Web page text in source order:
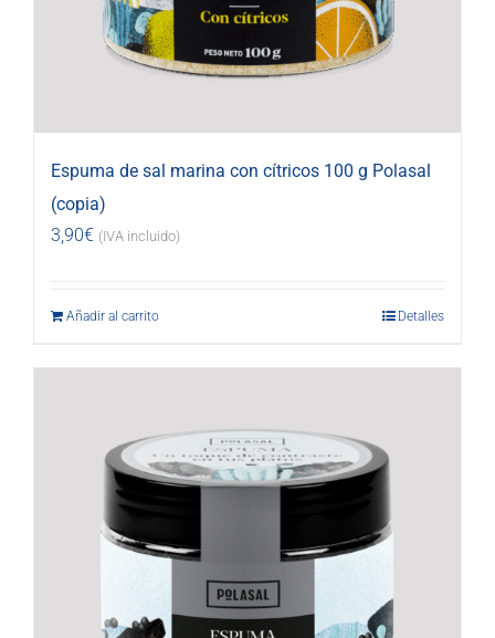
Espuma de sal marina con cítricos 100 g Polasal
(copia)
3,90€ (IVA incluido)
Añadir al carrito Detalles